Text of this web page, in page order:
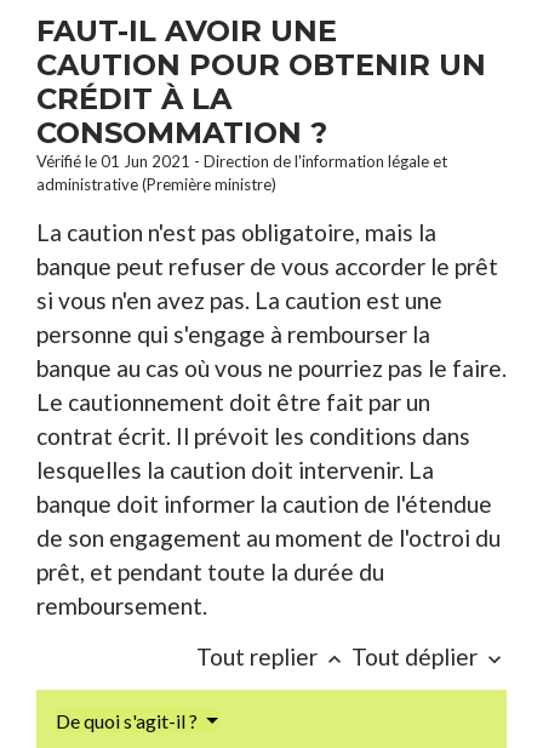
FAUT-IL AVOIR UNE
CAUTION POUR OBTENIR UN
CRÉDIT À LA
CONSOMMATION ?
Vérifié le 01 Jun 2021 - Direction de l'information légale et
administrative (Première ministre)
La caution n'est pas obligatoire, mais la
banque peut refuser de vous accorder le prêt
si vous n'en avez pas. La caution est une
personne qui s'engage à rembourser la
banque au cas où vous ne pourriez pas le faire.
Le cautionnement doit être fait par un
contrat écrit. Il prévoit les conditions dans
lesquelles la caution doit intervenir. La
banque doit informer la caution de l'étendue
de son engagement au moment de l'octroi du
prêt, et pendant toute la durée du
remboursement.
Tout replier keyboard_arrow_up Tout déplier keyboard_arrow_down
De quoi s'agit-il ?